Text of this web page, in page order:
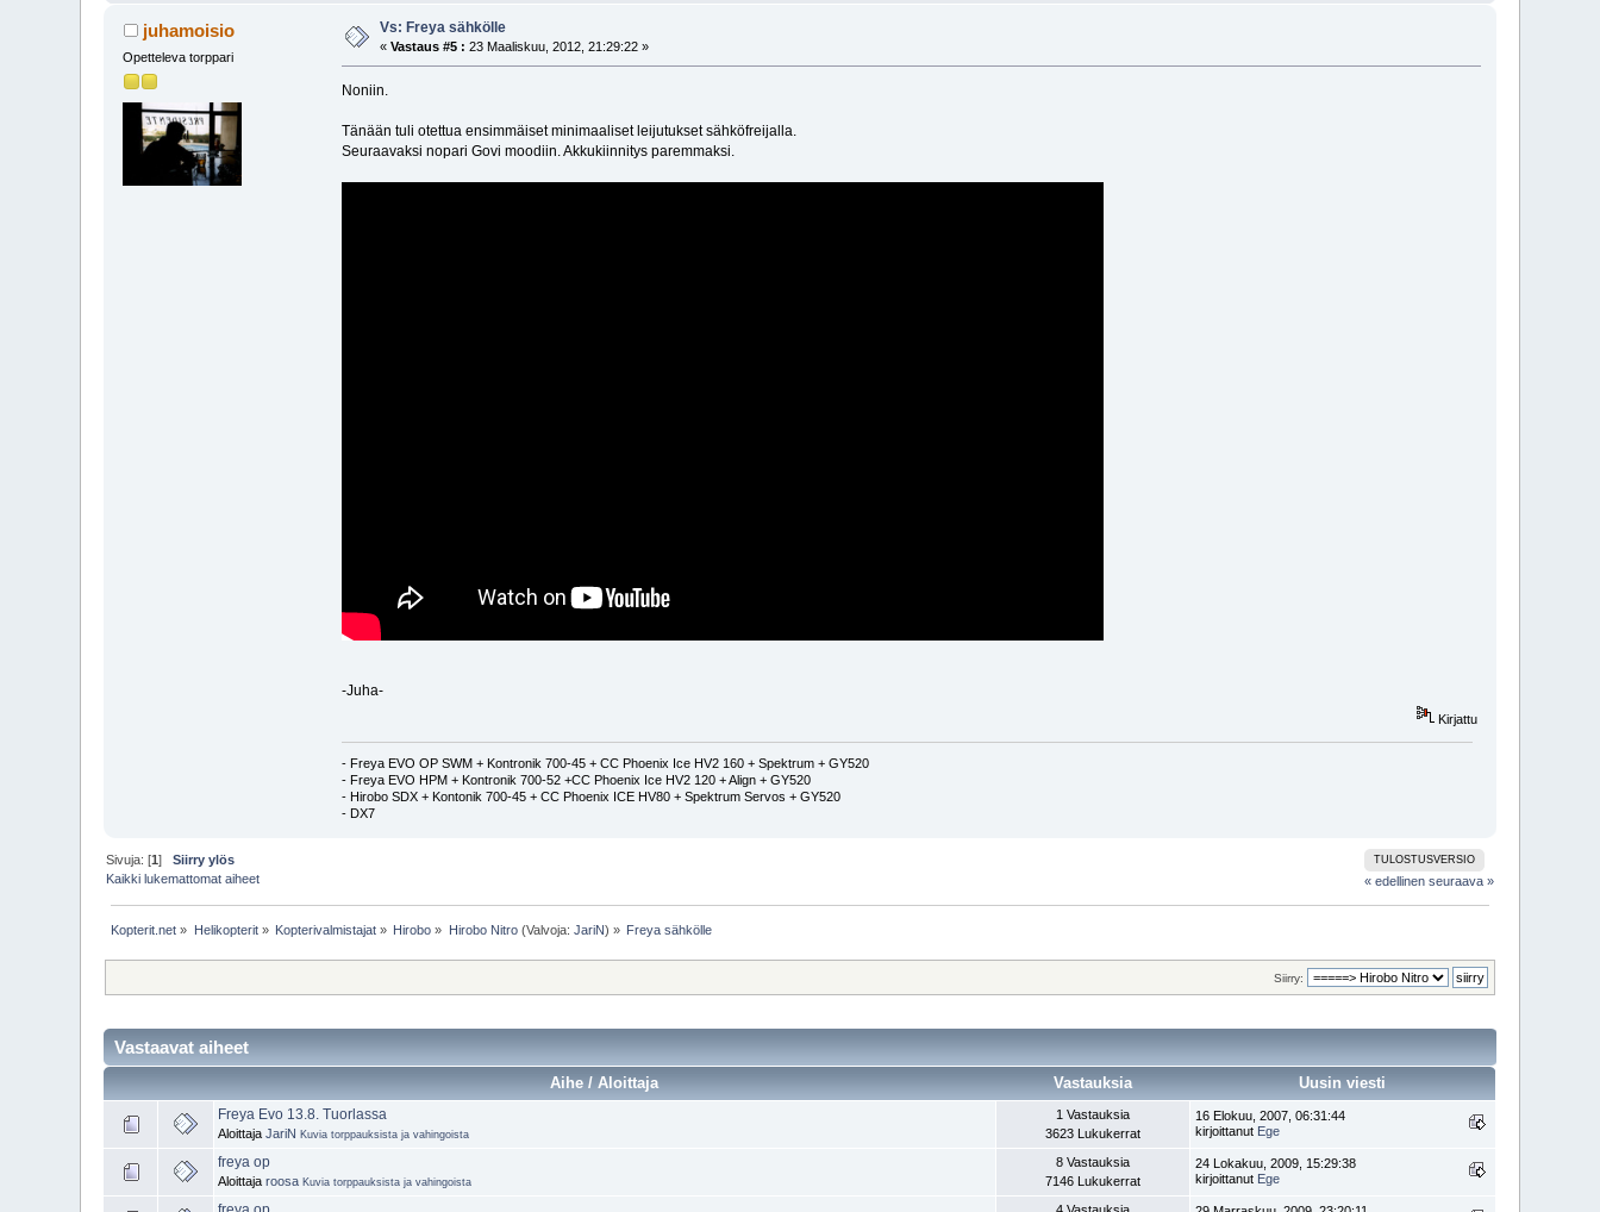
juhamoisio
Opetteleva torppari
Vs: Freya sähkölle
«Vastaus #5 : 23 Maaliskuu, 2012, 21:29:22 »
Noniin.
Tänään tuli otettua ensimmäiset minimaaliset leijutukset sähköfreijalla.
Seuraavaksi nopari Govi moodiin. Akkukiinnitys paremmaksi.
-Juha-
Kirjattu
- Freya EVO OP SWM + Kontronik 700-45 + CC Phoenix Ice HV2 160 + Spektrum + GY520
- Freya EVO HPM + Kontronik 700-52 +CC Phoenix Ice HV2 120 + Align + GY520
- Hirobo SDX + Kontonik 700-45 + CC Phoenix ICE HV80 + Spektrum Servos + GY520
- DX7
TULOSTUSVERSIO
Sivuja: [1]Siirry ylös
Kaikki lukemattomat aiheet
« edellinen seuraava »
Kopterit.net » Helikopterit» Kopterivalmistajat » Hirobo » Hirobo Nitro(Valvoja: JariN) » Freya sähkölle
Siirry:
Vastaavat aiheet
Aihe / Aloittaja Vastauksia Uusin viesti
Freya Evo 13.8. Tuorlassa
AloittajaJariN Kuvia torppauksista ja vahingoista
1 Vastauksia
3623 Lukukerrat
16 Elokuu, 2007, 06:31:44
kirjoittanut Ege
freya op
Aloittajaroosa Kuvia torppauksista ja vahingoista
8 Vastauksia
7146 Lukukerrat
24 Lokakuu, 2009, 15:29:38
kirjoittanut Ege